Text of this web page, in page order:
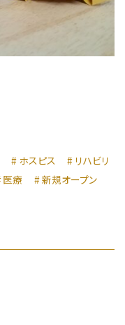
ホスピス
リハビリ
医療 新規オープン